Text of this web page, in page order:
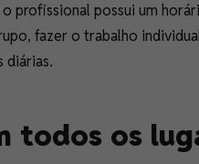
profissional possui um
fazer o trabalho
diárias.
todos os